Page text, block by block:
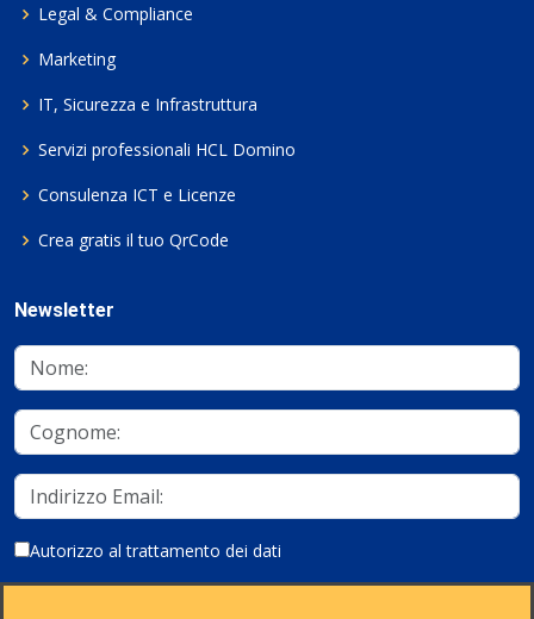
Legal & Compliance
Marketing
IT, Sicurezza e Infrastruttura
Servizi professionali HCL Domino
Consulenza ICT e Licenze
Crea gratis il tuo QrCode
Newsletter
Autorizzo al trattamento dei dati